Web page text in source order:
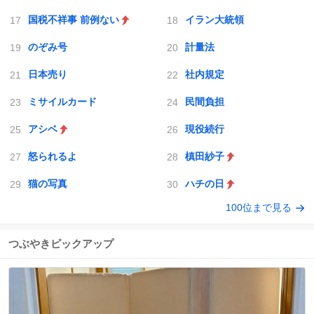
国税不祥事 前例ない イラン大統領
のぞみ号 計量法
日本売り 社内規定
ミサイルカード 民間負担
アシベ 現役続行
怒られるよ 槙田紗子
猫の写真 ハチの日
100位まで見る
つぶやきピックアップ